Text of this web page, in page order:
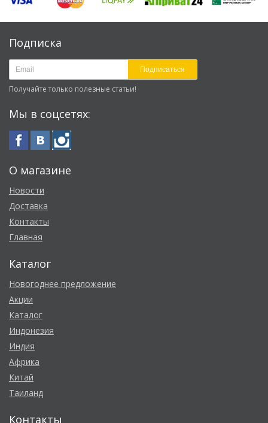
Подписка
Подписаться
Получайте только полезные статьи!
Мы в соцсетях:
О магазине
Новости
Доставка
Контакты
Главная
Каталог
Новогоднее предложение
Акции
Каталог
Индонезия
Индия
Африка
Китай
Таиланд
Контакты